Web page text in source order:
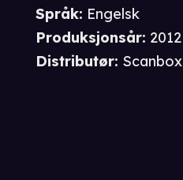
Språk: Engelsk
Produksjonsår: 2012
Distributør: Scanbox